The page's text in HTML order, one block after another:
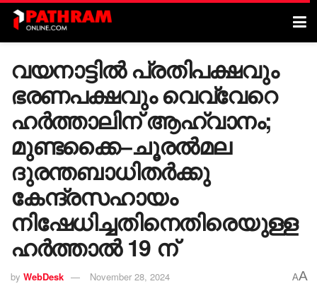
വയനാട്ടിൽ പ്രതിപക്ഷവും
ഭരണപക്ഷവും വെവ്വേറെ
ഹർത്താലിന് ആഹ്വാനം;
മുണ്ടക്കൈ–ചൂരൽമല
ദുരന്തബാധിതർക്കു
കേന്ദ്രസഹായം
നിഷേധിച്ചതിനെതിരെയുള്ള
ഹർത്താൽ 19 ന്
by WebDesk November 28, 2024 AA